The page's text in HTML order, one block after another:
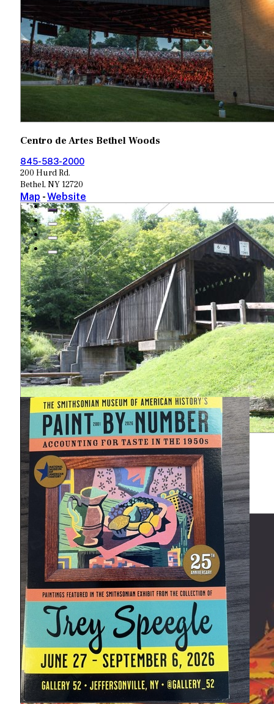
Centro de Artes Bethel Woods
845-583-2000
200 Hurd Rd.
Bethel, NY 12720
Map -Website
Ponte Coberta de Beaverkill
845-807-0287
3 Ragin Road
Roscoe, NY 12776
Map Website
Ver mais
PRÓXIMOS EVENTOS